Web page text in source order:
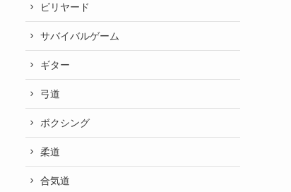
ビリヤード
サバイバルゲーム
ギター
弓道
ボクシング
柔道
合気道